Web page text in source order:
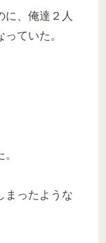
に、俺達２人
ていた。
まったような